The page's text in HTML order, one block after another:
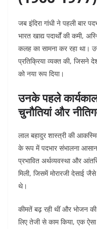
जब इंदिरा गांधी ने पहली बार
भारत खाद्य पदार्थों की कमी,
कलह का सामना कर रहा था।
प्रतिक्रिया व्यक्त की, जिसने
को नया रूप दिया।
उनके पहले
चुनौतियां और
लाल बहादुर शास्त्री की
के रूप में पदभार संभालना
प्रभावित अर्थव्यवस्था और
मिली, जिसमें मोरारजी देसाई
थे।
कीमतें बढ़ रही थीं और भोजन
लिए तेजी से काम किया, एक